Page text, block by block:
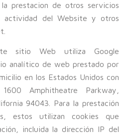
prestacion de otros servicios
actividad del Website y otros
sitio Web utiliza Google
analítico de web prestado por
en los Estados Unidos con
Amphitheatre Parkway,
94043. Para la prestación
estos utilizan cookies que
incluida la dirección IP del